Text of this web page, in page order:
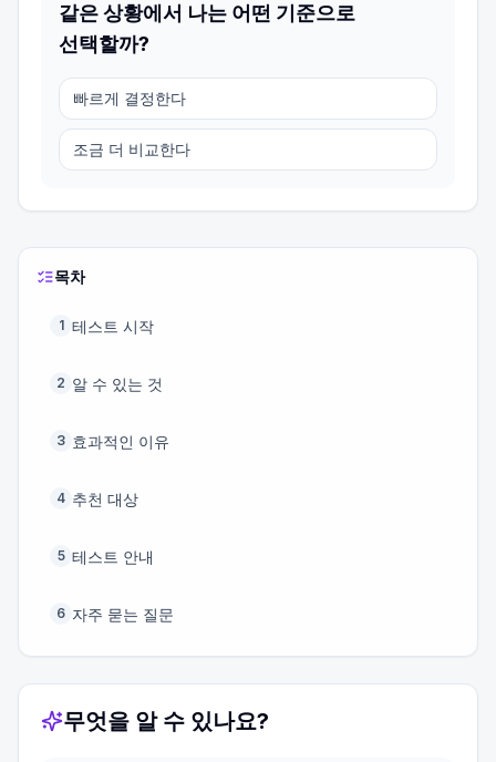
같은 상황에서 나는 어떤 기준으로
선택할까?
빠르게 결정한다
조금 더 비교한다
목차
1 테스트 시작
2 알 수 있는 것
3 효과적인 이유
4 추천 대상
5 테스트 안내
6 자주 묻는 질문
무엇을 알 수 있나요?